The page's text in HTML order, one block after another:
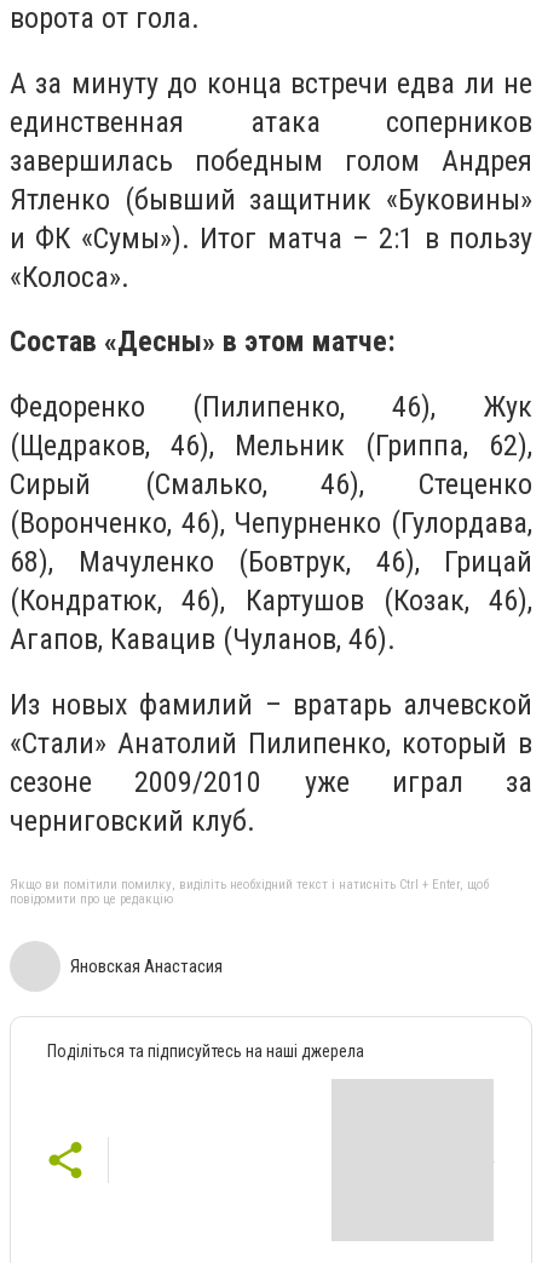
ворота от гола.
А за минуту до конца встречи едва ли не
единственная атака соперников
завершилась победным голом Андрея
Ятленко (бывший защитник «Буковины»
и ФК «Сумы»). Итог матча – 2:1 в пользу
«Колоса».
Состав «Десны» в этом матче:
Федоренко (Пилипенко, 46), Жук
(Щедраков, 46), Мельник (Гриппа, 62),
Сирый (Смалько, 46), Стеценко
(Воронченко, 46), Чепурненко (Гулордава,
68), Мачуленко (Бовтрук, 46), Грицай
(Кондратюк, 46), Картушов (Козак, 46),
Агапов, Кавацив (Чуланов, 46).
Из новых фамилий – вратарь алчевской
«Стали» Анатолий Пилипенко, который в
сезоне 2009/2010 уже играл за
черниговский клуб.
Якщо ви помітили помилку, виділіть необхідний текст і натисніть Ctrl + Enter, щоб
повідомити про це редакцію
Яновская Анастасия
Поділіться та підписуйтесь на наші джерела